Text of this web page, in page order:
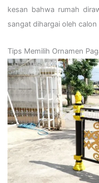
kesan bahwa rumah
sangat dihargai oleh calon
Tips Memilih Ornamen